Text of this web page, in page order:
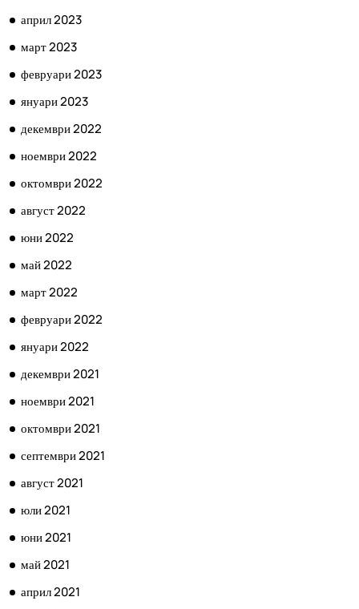
април 2023
март 2023
февруари 2023
януари 2023
декември 2022
ноември 2022
октомври 2022
август 2022
юни 2022
май 2022
март 2022
февруари 2022
януари 2022
декември 2021
ноември 2021
октомври 2021
септември 2021
август 2021
юли 2021
юни 2021
май 2021
април 2021